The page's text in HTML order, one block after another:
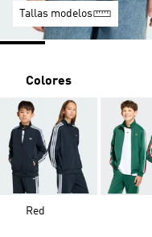
Tallas modelos
Colores
Red